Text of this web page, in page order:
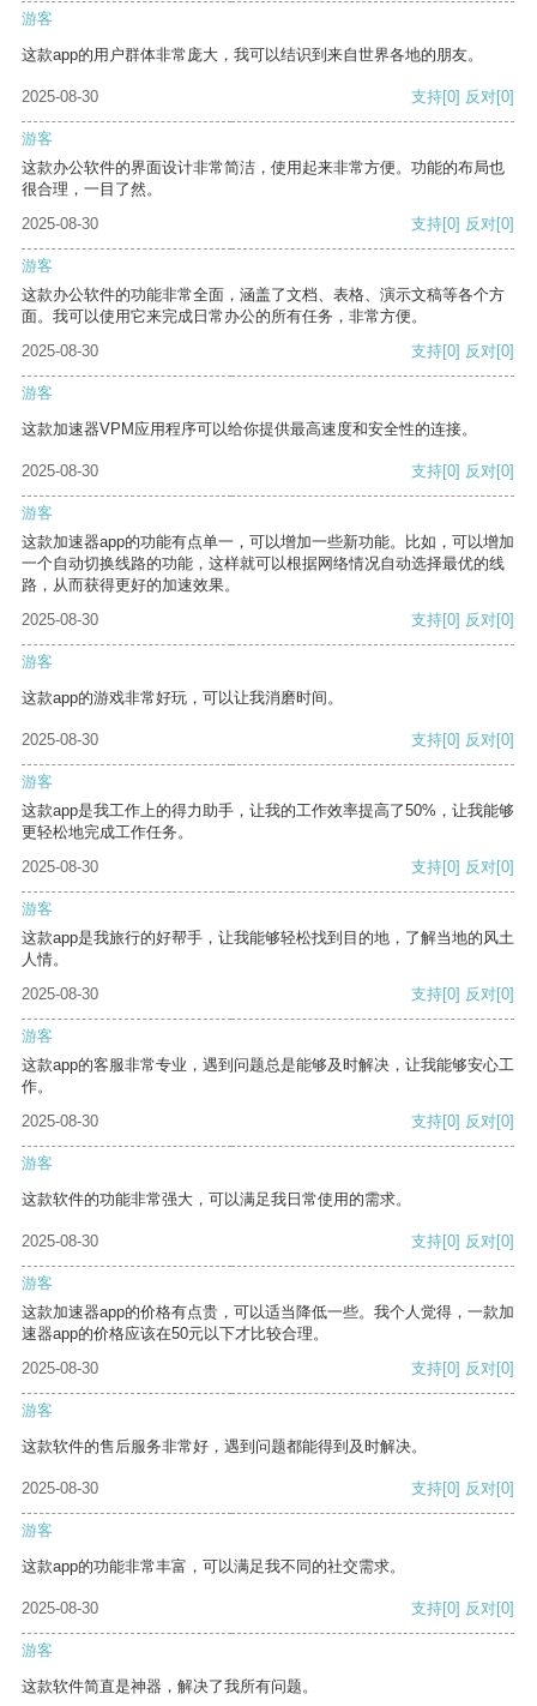
游客
这款app的用户群体非常庞大，我可以结识到来自世界各地的朋友。
2025-08-30 支持[0] 反对[0]
游客
这款办公软件的界面设计非常简洁，使用起来非常方便。功能的布局也
很合理，一目了然。
2025-08-30
支持[0] 反对[0]
游客
这款办公软件的功能非常全面，涵盖了文档、表格、演示文稿等各个方
面。我可以使用它来完成日常办公的所有任务，非常方便。
2025-08-30
支持[0] 反对[0]
游客
这款加速器VPM应用程序可以给你提供最高速度和安全性的连接。
2025-08-30 支持[0] 反对[0]
游客
这款加速器app的功能有点单一，可以增加一些新功能。比如，可以增加
一个自动切换线路的功能，这样就可以根据网络情况自动选择最优的线
路，从而获得更好的加速效果。
2025-08-30
支持[0] 反对[0]
游客
这款app的游戏非常好玩，可以让我消磨时间。
2025-08-30 支持[0] 反对[0]
游客
这款app是我工作上的得力助手，让我的工作效率提高了50%，让我能够
更轻松地完成工作任务。
2025-08-30
支持[0] 反对[0]
游客
这款app是我旅行的好帮手，让我能够轻松找到目的地，了解当地的风土
人情。
2025-08-30
支持[0] 反对[0]
游客
这款app的客服非常专业，遇到问题总是能够及时解决，让我能够安心工
作。
2025-08-30
支持[0] 反对[0]
游客
这款软件的功能非常强大，可以满足我日常使用的需求。
2025-08-30 支持[0] 反对[0]
游客
这款加速器app的价格有点贵，可以适当降低一些。我个人觉得，一款加
速器app的价格应该在50元以下才比较合理。
2025-08-30
支持[0] 反对[0]
游客
这款软件的售后服务非常好，遇到问题都能得到及时解决。
2025-08-30 支持[0] 反对[0]
游客
这款app的功能非常丰富，可以满足我不同的社交需求。
2025-08-30 支持[0] 反对[0]
游客
这款软件简直是神器，解决了我所有问题。